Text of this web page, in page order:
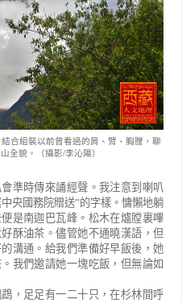
合組裝以前曾看過的肩、臂、胸膛，聊
全貌。（攝影/李沁陽）
準時傳來誦經聲。我注意到喇叭
央國務院贈送”的字樣。慵懶地躺
是南迦巴瓦峰。松木在爐膛裏嗶
酥油茶。儘管她不通曉漢語，但
溝通。給我們準備好早飯後，她
我們邀請她一塊吃飯，但無論如
，足足有一二十只，在杉林間呼